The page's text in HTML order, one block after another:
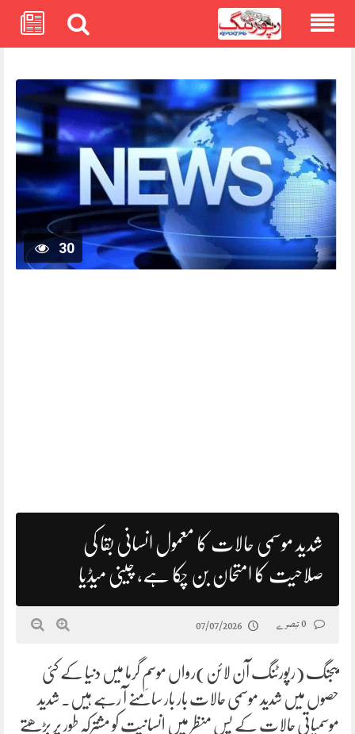
30
شدید موسمی حالات کا معمول انسانی بقا کی
صلاحیت کا امتحان بن چکا ہے، چینی میڈیا
07/07/2026
بیجنگ (رپورٹنگ آن لائن)رواں موسمِ گرما میں دنیا کے کئی
حصوں میں شدید موسمی حالات بار بار سامنے آ رہے ہیں۔ شدید
موسمیاتی حالات کے پس منظر میں انسانیت کو مشترکہ طور پر بڑھتے